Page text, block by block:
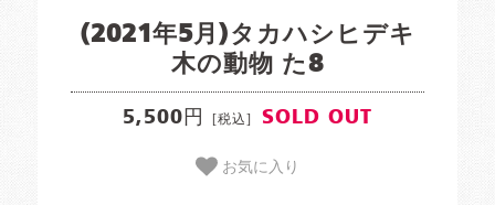
(2021年5月)タカハシヒデキ
木の動物 た8
5,500円 [税込] SOLD OUT
お気に入り